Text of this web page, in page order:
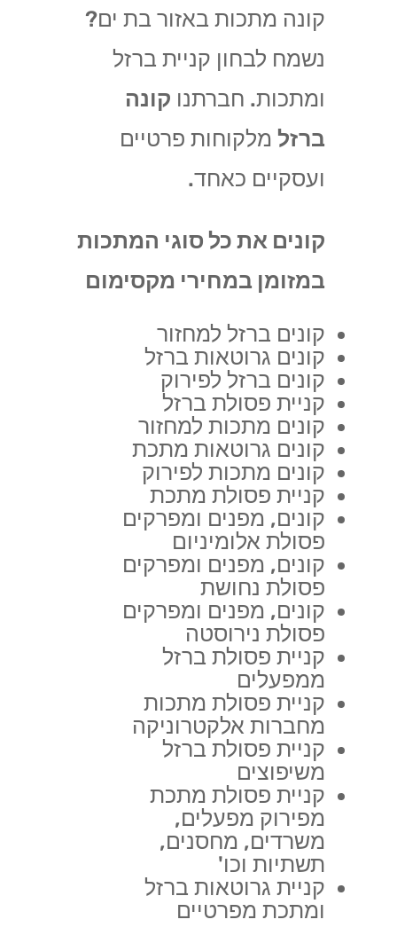
קונה מתכות באזור בת ים?
נשמח לבחון קניית ברזל
ומתכות. חברתנו קונה
ברזל מלקוחות פרטיים
ועסקיים כאחד.
קונים את כל סוגי המתכות
במזומן במחירי מקסימום
קונים ברזל למחזור
קונים גרוטאות ברזל
קונים ברזל לפירוק
קניית פסולת ברזל
קונים מתכות למחזור
קונים גרוטאות מתכת
קונים מתכות לפירוק
קניית פסולת מתכת
קונים, מפנים ומפרקים
פסולת אלומיניום
קונים, מפנים ומפרקים
פסולת נחושת
קונים, מפנים ומפרקים
פסולת נירוסטה
קניית פסולת ברזל
ממפעלים
קניית פסולת מתכות
מחברות אלקטרוניקה
קניית פסולת ברזל
משיפוצים
קניית פסולת מתכת
מפירוק מפעלים,
משרדים, מחסנים,
תשתיות וכו'
קניית גרוטאות ברזל
ומתכת מפרטיים